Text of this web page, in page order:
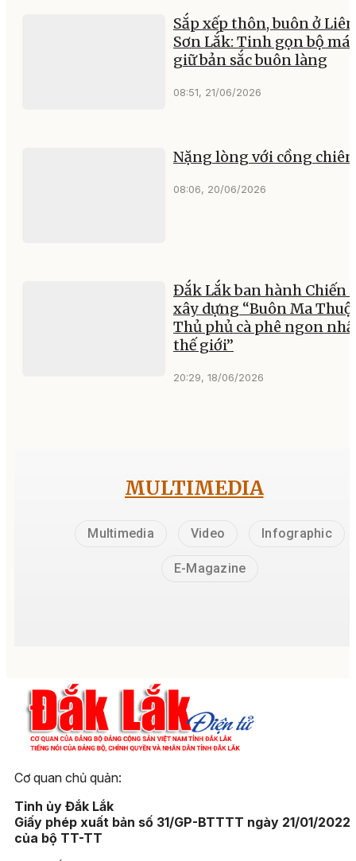
Sắp xếp thôn, buôn ở Liên
Sơn Lắk: Tinh gọn bộ
giữ bản sắc buôn làng
08:51, 21/06/2026
Nặng lòng với cồng
08:06, 20/06/2026
Đắk Lắk ban hành Chiến
xây dựng “Buôn Ma
Thủ phủ cà phê ngon
thế giới”
20:29, 18/06/2026
MULTIMEDIA
Multimedia Video Infographic
E-Magazine
Cơ quan chủ quản:
Tỉnh ủy Đắk Lắk
Giấy phép xuất bản số 31/GP-BTTTT ngày 21/01/2022
của bộ TT-TT